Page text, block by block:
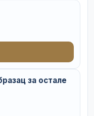
за остале